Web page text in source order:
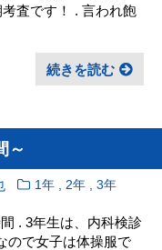
査です！ . 言われ飽
続きを読む
～
1年 ,2年 ,3年
. 3年生は、内科検診
ので女子は体操服で